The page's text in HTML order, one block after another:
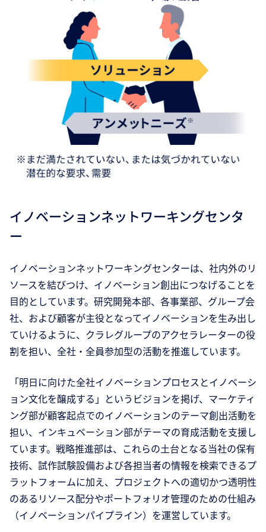
イノベーションネットワーキングセンタ
ー
イノベーションネットワーキングセンターは、社内外のリ
ソースを結びつけ、イノベーション創出につなげることを
目的としています。研究開発本部、各事業部、グループ会
社、および顧客が主役となってイノベーションを生み出し
ていけるように、クラレグループのアクセラレーターの役
割を担い、全社・全員参加型の活動を推進しています。
「明日に向けた全社イノベーションプロセスとイノベーシ
ョン文化を醸成する」というビジョンを掲げ、マーケティ
ング部が顧客起点でのイノベーションのテーマ創出活動を
担い、インキュベーション部がテーマの育成活動を支援し
ています。戦略推進部は、これらの土台となる当社の保有
技術、試作試験設備および各担当者の情報を検索できるプ
ラットフォームに加え、プロジェクトへの適切かつ透明性
のあるリソース配分やポートフォリオ管理のための仕組み
（イノベーションパイプライン）を運営しています。